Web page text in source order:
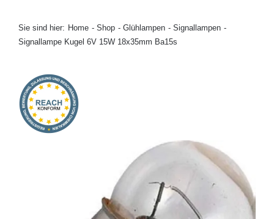
Kontakt
Sie sind hier: Home Shop Glühlampen
Signallampen
Signallampe Kugel 6V 15W 18x35mm Ba15s